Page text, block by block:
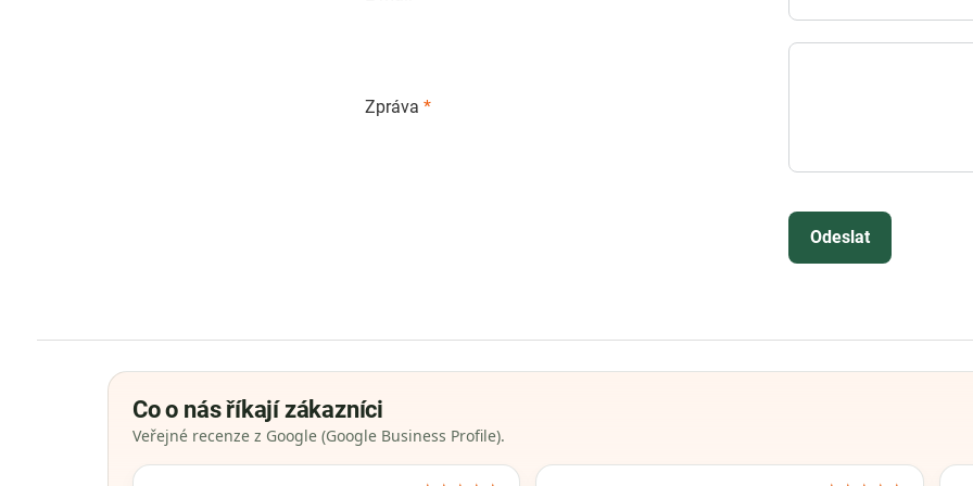
Zpráva*
Odeslat
Co o nás říkají zákazníci
Veřejné recenze z Google (Google Business Profile).